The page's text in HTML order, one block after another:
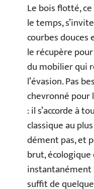
Le bois flotté,
le temps,
courbes douces
le récupère
du mobilier qui
l’évasion. Pas
chevronné pour
: il s’accorde à
classique au
dément pas, et
brut,
instantanément
suffit de